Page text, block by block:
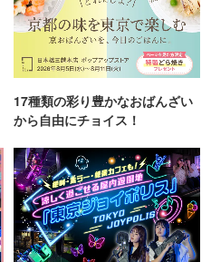
17種類の彩り豊かなおばんざい
から自由にチョイス！